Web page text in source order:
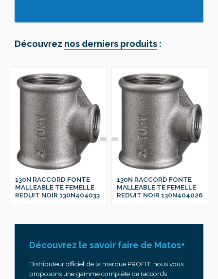
Découvrez nos derniers produits :
130N RACCORD FONTE
MALLEABLE TE FEMELLE
REDUIT NOIR 130N404026
130N RACCORD FONTE
MALLEABLE TE FEMELLE
REDUIT NOIR 130N404020
Découvrez le savoir faire de Matos+
Distributeur officiel de la marque PROFIT, nous vous
proposons une gamme complète de raccords